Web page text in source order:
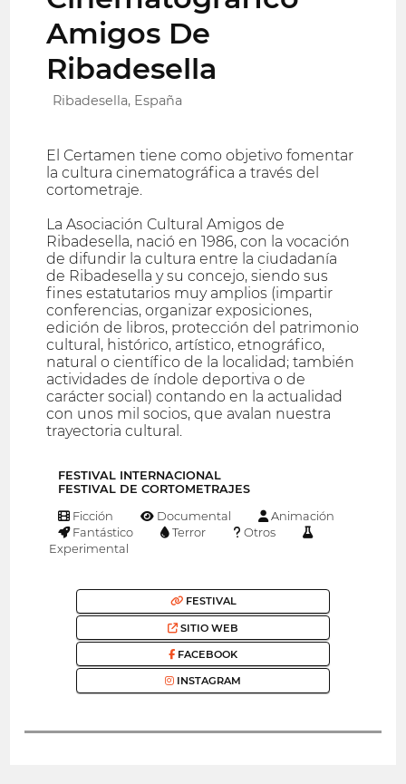
Amigos De
Ribadesella
Ribadesella, España
El Certamen tiene como objetivo fomentar
la cultura cinematográfica a través del
cortometraje.
La Asociación Cultural Amigos de
Ribadesella, nació en 1986, con la vocación
de difundir la cultura entre la ciudadanía
de Ribadesella y su concejo, siendo sus
fines estatutarios muy amplios (impartir
conferencias, organizar exposiciones,
edición de libros, protección del patrimonio
cultural, histórico, artístico, etnográfico,
natural o científico de la localidad; también
actividades de índole deportiva o de
carácter social) contando en la actualidad
con unos mil socios, que avalan nuestra
trayectoria cultural.
FESTIVAL INTERNACIONAL
FESTIVAL DE CORTOMETRAJES
Ficción Documental
Animación
Fantástico
Terror
Otros
Experimental
FESTIVAL
SITIO WEB
FACEBOOK
INSTAGRAM